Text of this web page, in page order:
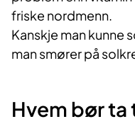
friske nordmenn.
Kanskje man kunne
man smører på
Hvem bør ta